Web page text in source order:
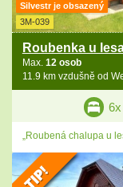
Silvestr je obsazený
3M-039
Roubenka u
Max. 12 osob
11.9 km vzdušně od
6x
„Roubená chalupa u